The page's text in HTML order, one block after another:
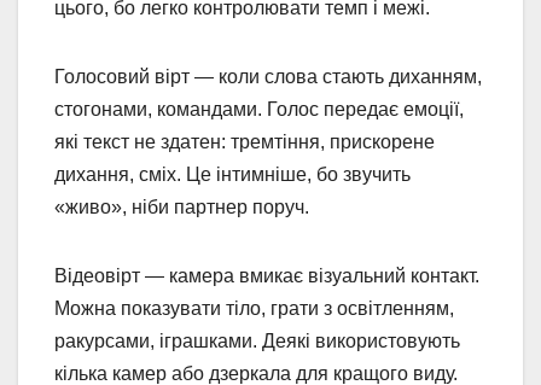
цього, бо легко контролювати темп і межі.
Голосовий вірт — коли слова стають диханням,
стогонами, командами. Голос передає емоції,
які текст не здатен: тремтіння, прискорене
дихання, сміх. Це інтимніше, бо звучить
«живо», ніби партнер поруч.
Відеовірт — камера вмикає візуальний контакт.
Можна показувати тіло, грати з освітленням,
ракурсами, іграшками. Деякі використовують
кілька камер або дзеркала для кращого виду.